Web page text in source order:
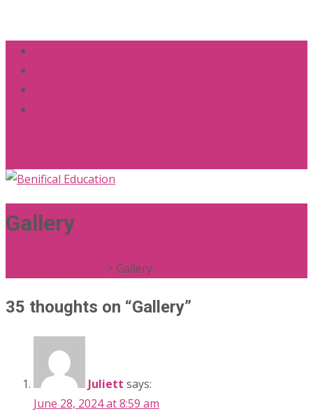
Gallery
>Gallery
35 thoughts on “Gallery”
Juliett says:
June 28, 2024 at 8:59 am